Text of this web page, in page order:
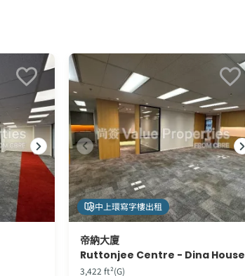
中上環寫字樓出租
帝納大廈
Ruttonjee Centre - Dina House
3,422 ft²(G)